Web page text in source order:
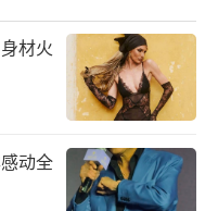
材火
动全